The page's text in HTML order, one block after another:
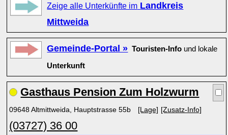
Zeige alle Unterkünfte im Landkreis
Mittweida
Gemeinde-Portal » Touristen-Info und lokale
Unterkunft
Gasthaus Pension Zum Holzwurm
09648 Altmittweida, Hauptstrasse 55b [Lage] [Zusatz-Info]
(03727) 36 00